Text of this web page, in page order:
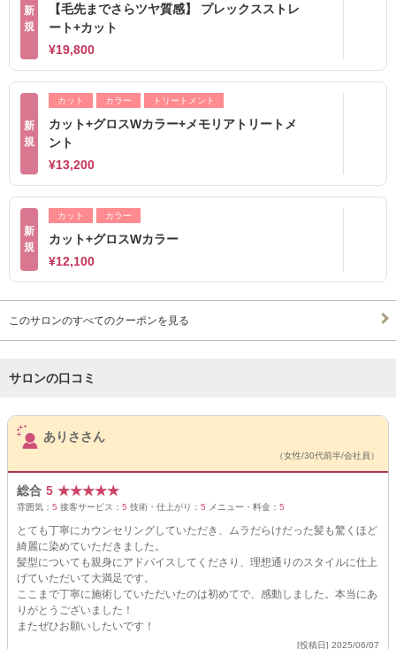
新
規
【毛先までさらツヤ質感】 プレックスストレ
ート+カット
¥19,800
新
規
カット カラー トリートメント
カット+グロスWカラー+メモリアトリートメ
ント
¥13,200
新
規
カット カラー
カット+グロスWカラー
¥12,100
このサロンのすべてのクーポンを見る
サロンの口コミ
サロンPick Up
ありささん
（女性/30代前半/会社員）
総合 5 ★★★★★
雰囲気： 5 接客サービス： 5 技術・仕上がり： 5 メニュー・料金： 5
とても丁寧にカウンセリングしていただき、ムラだらけだった髪も驚くほど
綺麗に染めていただきました。
髪型についても親身にアドバイスしてくださり、理想通りのスタイルに仕上
げていただいて大満足です。
ここまで丁寧に施術していただいたのは初めてで、感動しました。本当にあ
りがとうございました！
またぜひお願いしたいです！
[投稿日] 2025/06/07